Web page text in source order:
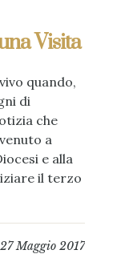
Visita
quando,
di
che
a
e alla
il terzo
27 Maggio 2017